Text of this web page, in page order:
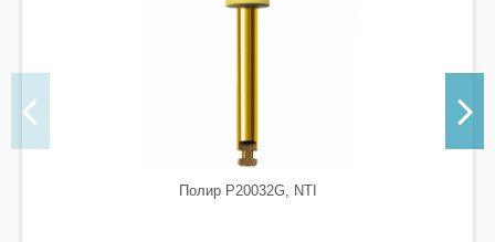
Полир P20032G, NTI